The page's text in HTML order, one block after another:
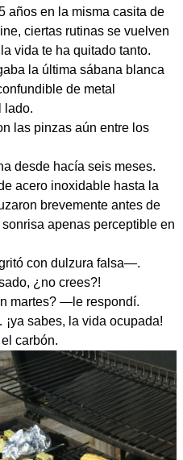
años en la misma casita de
ciertas rutinas se vuelven
vida te ha quitado tanto.
la última sábana blanca
de metal
lado.
las pinzas aún entre los
desde hacía seis meses.
acero inoxidable hasta la
brevemente antes de
apenas perceptible en
con dulzura falsa—.
¿no crees?!
martes? —le respondí.
sabes, la vida ocupada!
carbón.